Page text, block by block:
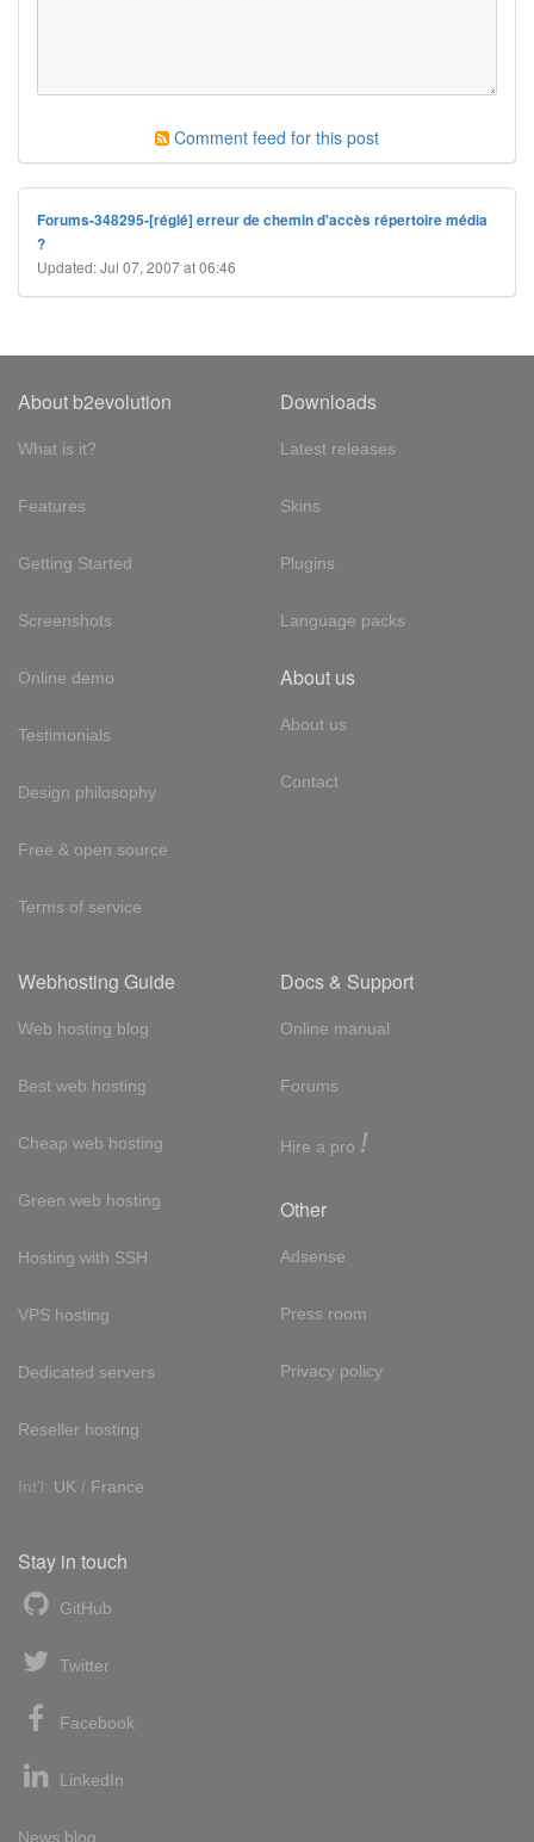
Comment feed for this post
Forums-348295-[réglé] erreur de chemin d'accès répertoire média
?
Updated: Jul 07, 2007 at 06:46
About b2evolution
What is it?
Features
Getting Started
Screenshots
Online demo
Testimonials
Design philosophy
Free & open source
Terms of service
Downloads
Latest releases
Skins
Plugins
Language packs
About us
About us
Contact
Webhosting Guide
Web hosting blog
Best web hosting
Cheap web hosting
Green web hosting
Hosting with SSH
VPS hosting
Dedicated servers
Reseller hosting
Int'l: UK / France
Docs & Support
Online manual
Forums
Hire a pro !
Other
Adsense
Press room
Privacy policy
Stay in touch
GitHub
Twitter
Facebook
LinkedIn
News blog